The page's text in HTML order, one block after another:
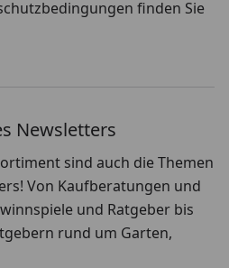
finden Sie
Newsletters
sind auch die Themen
Von Kaufberatungen und
und Ratgeber bis
rund um Garten,